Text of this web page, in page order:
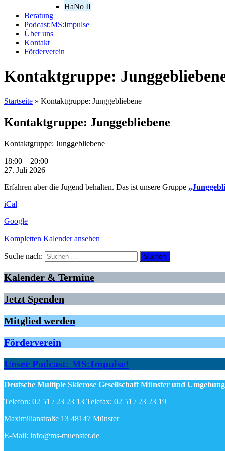
HaNo II
Beratung
Podcast:MS:Impulse
Über uns
Kontakt
Förderverein
Kontaktgruppe:
Startseite » Kontaktgruppe: Junggebliebene
Kontaktgruppe: Junggebliebene
Kontaktgruppe: Junggebliebene
18:00 – 20:00
27. Juli 2026
Erfahren aber die Jugend behalten. Das ist unsere Gruppe
iCal
Google
Kompletten Kalender ansehen
Suche nach:
Kalender & Termine
Jetzt Spenden
Mitglied werden
Förderverein
Unser Podcast: MS:Impulse!
Deutsche Multiple Sklerose Gesellschaft Münster und
Telefon: 02 51 / 23 23 13 Telefax: 02 51 / 23 23 19
Maximilianstraße 13 48147 Münster
E-Mail: info@ms-muenster.de